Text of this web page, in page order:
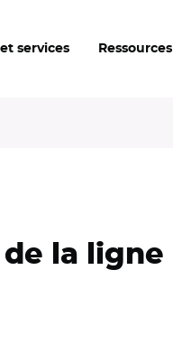
services Ressources
la ligne